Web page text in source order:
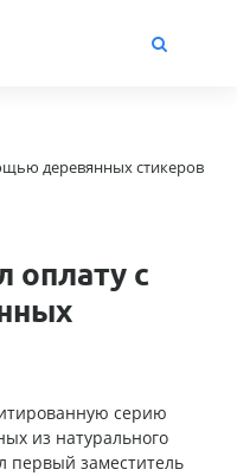
деревянных стикеров
оплату с
серию
из натурального
первый заместитель